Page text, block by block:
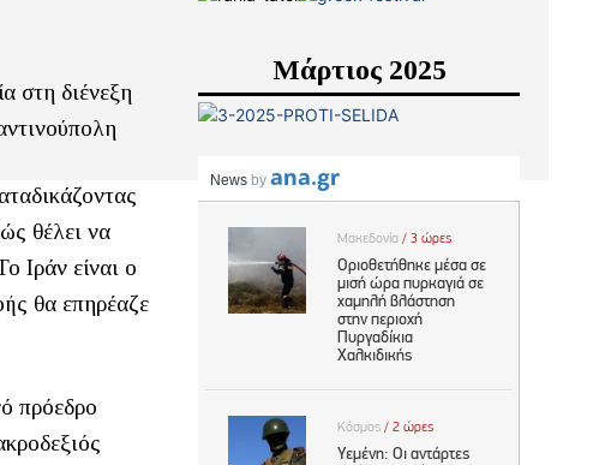
στη διένεξη
θέλει να
Ιράν είναι ο
θα επηρέαζε
πρόεδρο
Μάρτιος 2025